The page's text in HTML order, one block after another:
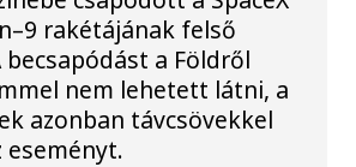
rakétájának felső
a Földről
nem lehetett látni, a
azonban távcsövekkel